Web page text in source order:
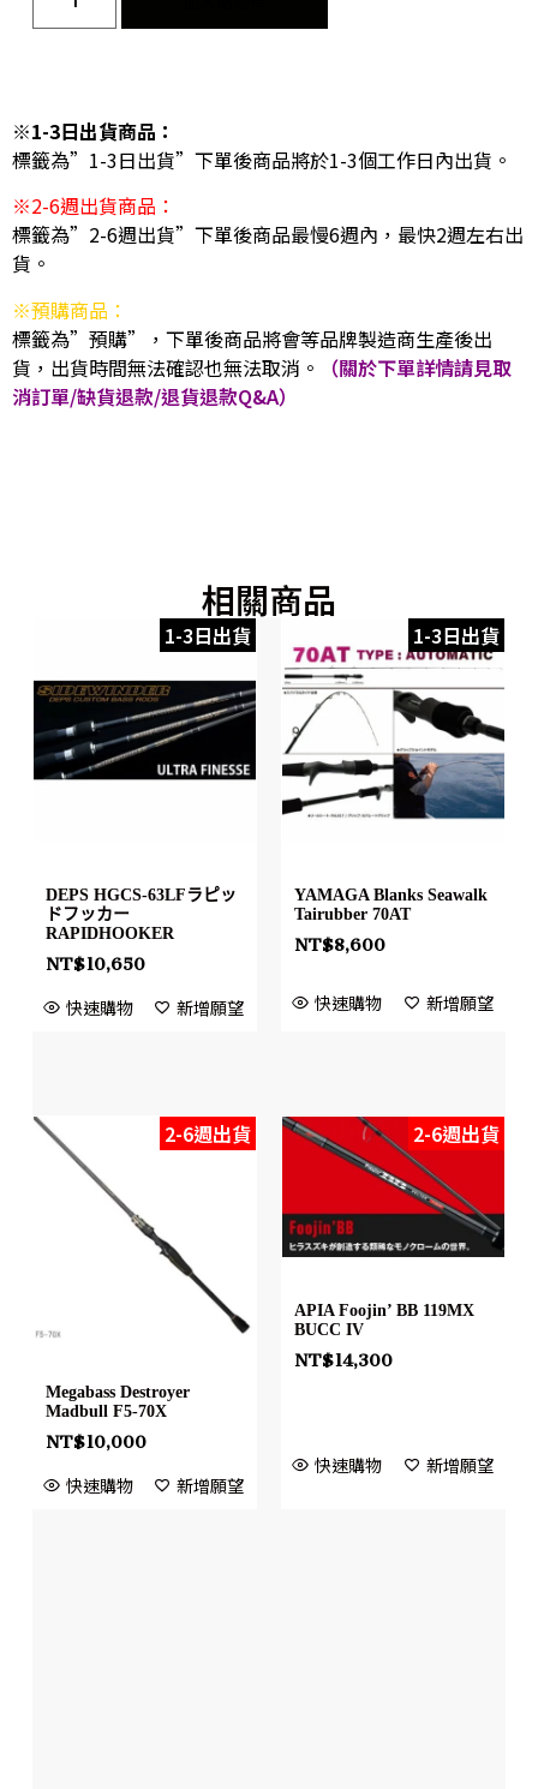
※1-3日出貨商品：
標籤為”1-3日出貨”下單後商品將於1-3個工作日內出貨。
※2-6週出貨商品：
標籤為”2-6週出貨”下單後商品最慢6週內，最快2週左右出
貨。
※預購商品：
標籤為”預購”，下單後商品將會等品牌製造商生產後出
貨，出貨時間無法確認也無法取消。
（關於下單詳情請見取
消訂單/缺貨退款/退貨退款Q&A）
相關商品
1-3日出貨
DEPS HGCS-63LFラピッ
ドフッカー
RAPIDHOOKER
NT$10,650
快速購物 新增願望
1-3日出貨
YAMAGA Blanks Seawalk
Tairubber 70AT
NT$8,600
快速購物 新增願望
2-6週出貨
Megabass Destroyer
Madbull F5-70X
NT$10,000
快速購物 新增願望
2-6週出貨
APIA Foojin’ BB 119MX
BUCC IV
NT$14,300
快速購物 新增願望